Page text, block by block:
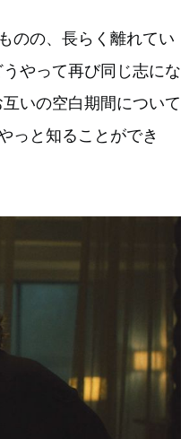
のの、長らく離れてい
やって再び同じ志にな
いの空白期間について
っと知ることができ